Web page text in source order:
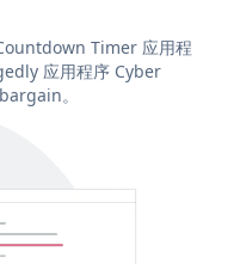
Timer 应用程
应用程序 Cyber
。